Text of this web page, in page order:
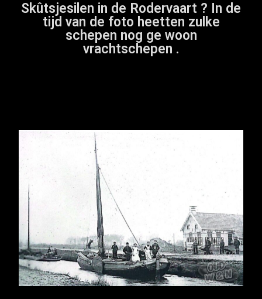
Skûtsjesilen in de Rodervaart ? In de
tijd van de foto heetten zulke
schepen nog ge woon
vrachtschepen .